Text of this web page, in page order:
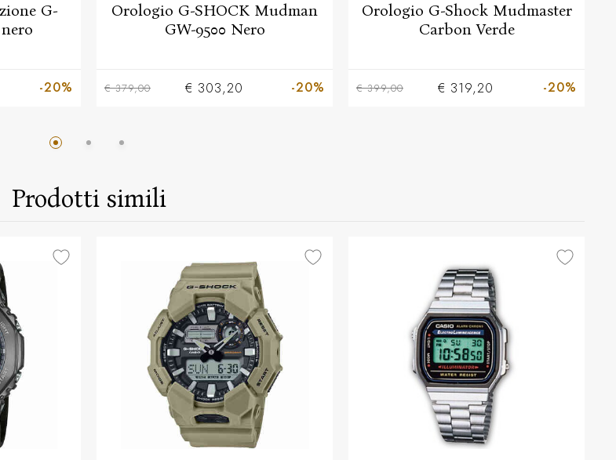
G-
-20%
Orologio G-SHOCK Mudman
GW-9500 Nero
€ 379,00 € 303,20 -20%
Orologio G-Shock Mudmaster
Carbon Verde
€ 399,00 € 319,20 -20%
Prodotti simili